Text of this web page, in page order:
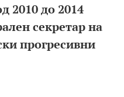
2010 до 2014
секретар на
прогресивни